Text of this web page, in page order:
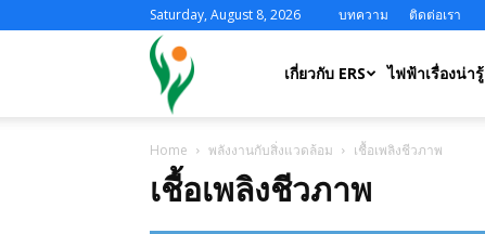
Saturday, August 8, 2026 บทความ ติดต่อเรา
ERS เกี่ยวกับ ERS ไฟฟ้าเรื่องน่ารู้
Home พลังงานกับสิ่งแวดล้อม เชื้อเพลิงชีวภาพ
เชื้อเพลิงชีวภาพ